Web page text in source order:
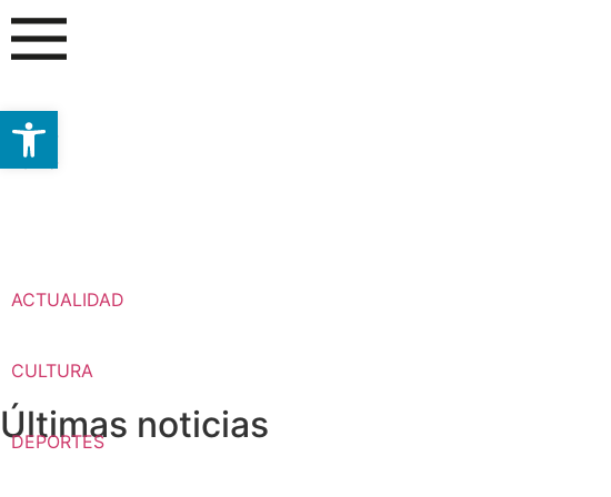
ACTUALIDAD
CULTURA
DEPORTES
Últimas noticias
Abrir barra de herramientas